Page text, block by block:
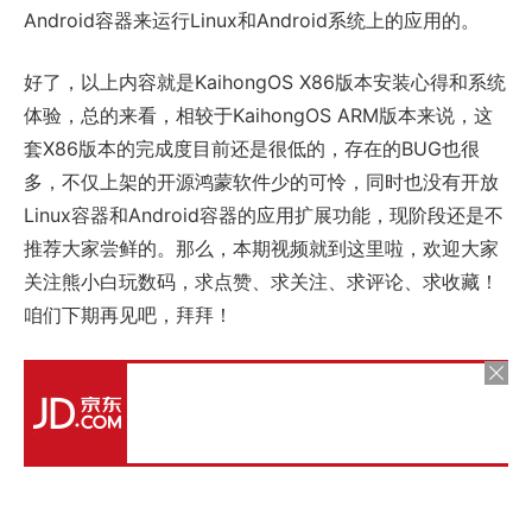
Android容器来运行Linux和Android系统上的应用的。
好了，以上内容就是KaihongOS X86版本安装心得和系统
体验，总的来看，相较于KaihongOS ARM版本来说，这
套X86版本的完成度目前还是很低的，存在的BUG也很
多，不仅上架的开源鸿蒙软件少的可怜，同时也没有开放
Linux容器和Android容器的应用扩展功能，现阶段还是不
推荐大家尝鲜的。那么，本期视频就到这里啦，欢迎大家
关注熊小白玩数码，求点赞、求关注、求评论、求收藏！
咱们下期再见吧，拜拜！